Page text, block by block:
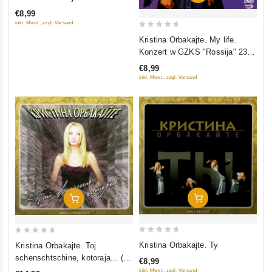
€8,99
inkl. Mwst., zzgl. Versand
5
Kristina Orbakajte. My life.
Konzert w GZKS "Rossija" 23
Oktjabrja 2005
€8,99
inkl. Mwst., zzgl. Versand
In Den Warenkorb
Kristina Orbakajte. Toj
schenschtschine, kotoraja... (2
CD)
In Den Warenkorb
of
Kristina Orbakajte. Ty
€8,99
inkl. Mwst., zzgl. Versand